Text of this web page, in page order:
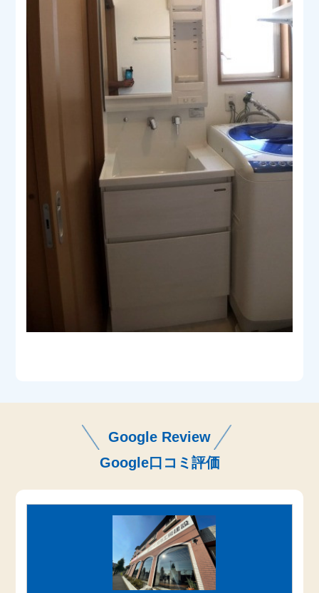
Google Review
Google口コミ評価